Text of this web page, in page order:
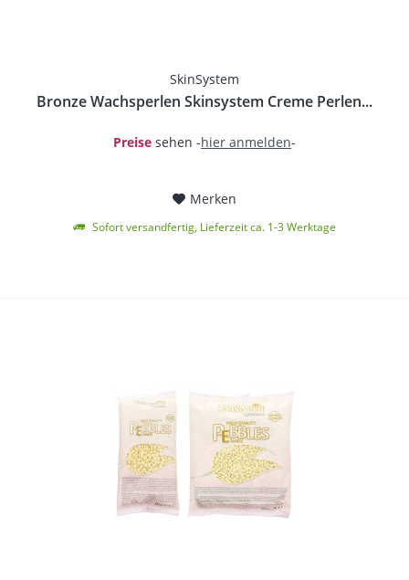
SkinSystem
Bronze Wachsperlen Skinsystem Creme Perlen...
Preise sehen -hier anmelden-
Merken
Sofort versandfertig, Lieferzeit ca. 1-3 Werktage